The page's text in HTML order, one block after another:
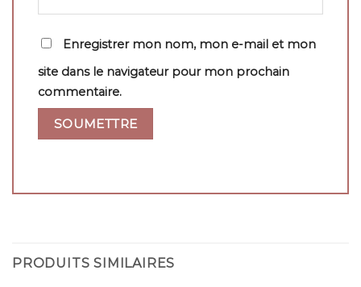
Enregistrer mon nom, mon e-mail et mon
site dans le navigateur pour mon prochain
commentaire.
PRODUITS SIMILAIRES